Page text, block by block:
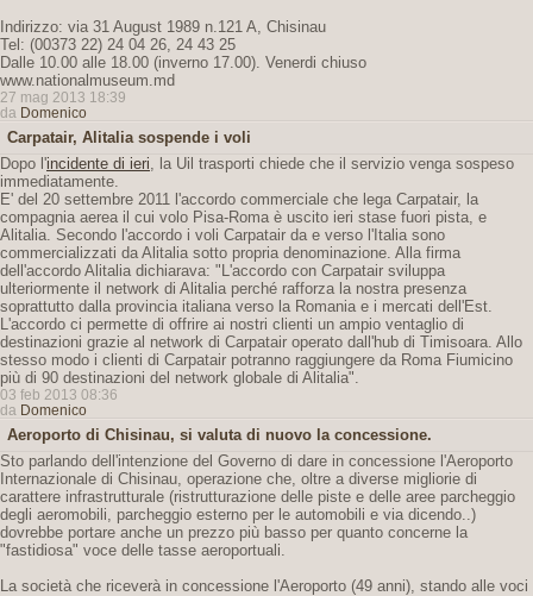
Indirizzo: via 31 August 1989 n.121 A, Chisinau
Tel: (00373 22) 24 04 26, 24 43 25
Dalle 10.00 alle 18.00 (inverno 17.00). Venerdi chiuso
www.nationalmuseum.md
27 mag 2013 18:39
da Domenico
Carpatair, Alitalia sospende i voli
Dopo l'incidente di ieri, la Uil trasporti chiede che il servizio venga sospeso
immediatamente.
E' del 20 settembre 2011 l'accordo commerciale che lega Carpatair, la
compagnia aerea il cui volo Pisa-Roma è uscito ieri stase fuori pista, e
Alitalia. Secondo l'accordo i voli Carpatair da e verso l'Italia sono
commercializzati da Alitalia sotto propria denominazione. Alla firma
dell'accordo Alitalia dichiarava: "L'accordo con Carpatair sviluppa
ulteriormente il network di Alitalia perché rafforza la nostra presenza
soprattutto dalla provincia italiana verso la Romania e i mercati dell'Est.
L'accordo ci permette di offrire ai nostri clienti un ampio ventaglio di
destinazioni grazie al network di Carpatair operato dall'hub di Timisoara. Allo
stesso modo i clienti di Carpatair potranno raggiungere da Roma Fiumicino
più di 90 destinazioni del network globale di Alitalia".
03 feb 2013 08:36
da Domenico
Aeroporto di Chisinau, si valuta di nuovo la concessione.
Sto parlando dell'intenzione del Governo di dare in concessione l'Aeroporto
Internazionale di Chisinau, operazione che, oltre a diverse migliorie di
carattere infrastrutturale (ristrutturazione delle piste e delle aree parcheggio
degli aeromobili, parcheggio esterno per le automobili e via dicendo..)
dovrebbe portare anche un prezzo più basso per quanto concerne la
"fastidiosa" voce delle tasse aeroportuali.
La società che riceverà in concessione l'Aeroporto (49 anni), stando alle voci